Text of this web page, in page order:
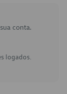
conta.
logados.